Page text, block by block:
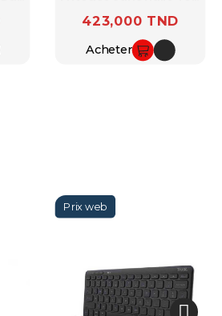
Prix
423,000 TND
Acheter